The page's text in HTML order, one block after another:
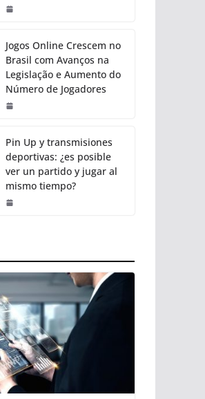
Jogos Online Crescem no
Brasil com Avanços na
Legislação e Aumento do
Número de Jogadores
Pin Up y transmisiones
deportivas: ¿es posible
ver un partido y jugar al
mismo tiempo?